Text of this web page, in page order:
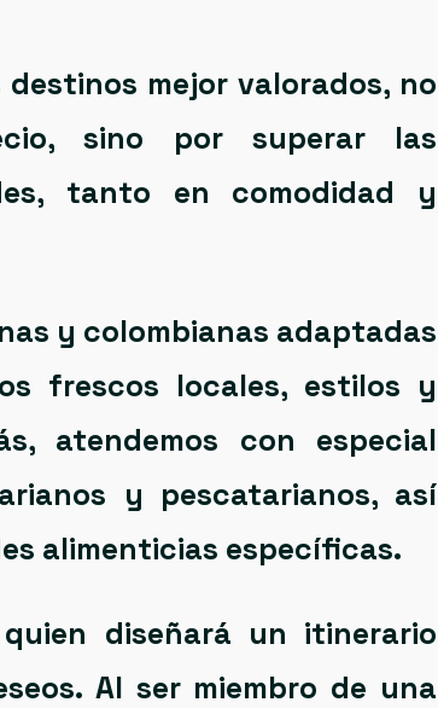
mejor valorados, no
, sino por superar las
tanto en comodidad y
y colombianas adaptadas
frescos locales, estilos y
atendemos con especial
y pescatarianos, así
alimenticias específicas.
diseñará un itinerario
Al ser miembro de una